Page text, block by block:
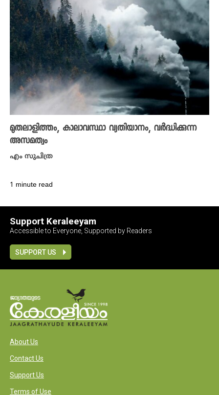
മുതലാളിത്തം, കാലാവസ്ഥാ വ്യതിയാനം, വർദ്ധിക്കുന്ന
അസമത്വം
എം സുചിത്ര
1 minute read
Support Keraleeyam
Accessible to Everyone, Supported by Readers
SUPPORT US
About Us
Contact Us
Support Us
Terms of Use